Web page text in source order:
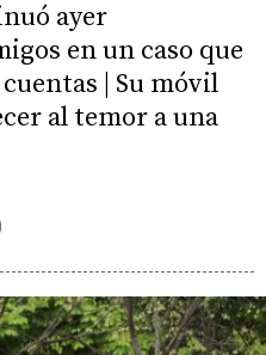
ayer
en un caso que
| Su móvil
al temor a una